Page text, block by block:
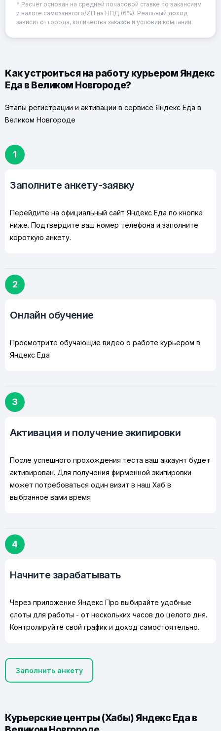
* Расчёт основан на средней почасовой ставке по вакансиям
и налоге самозанятого/ИП на НПД (6%). Реальный доход
зависит от города, количества заказов и условий компании.
Как устроиться на работу курьером Яндекс
Еда в Великом Новгороде?
Этапы регистрации и активации в сервисе Яндекс Еда в
Великом Новгороде
1
Заполните анкету-заявку
Перейдите на официальный сайт Яндекс Еда по кнопке
ниже. Подтвердите ваш номер телефона и заполните
короткую анкету.
2
Онлайн обучение
Просмотрите обучающие видео о работе курьером в
Яндекс Еда
3
Активация и получение экипировки
После успешного прохождения теста ваш аккаунт будет
активирован. Для получения фирменной экипировки
может потребоваться один визит в наш Хаб в
выбранное вами время
4
Начните зарабатывать
Через приложение Яндекс Про выбирайте удобные
слоты для работы - от нескольких часов до целого дня.
Контролируйте свой график и доход самостоятельно.
Заполнить анкету
Курьерские центры (Хабы) Яндекс Еда в